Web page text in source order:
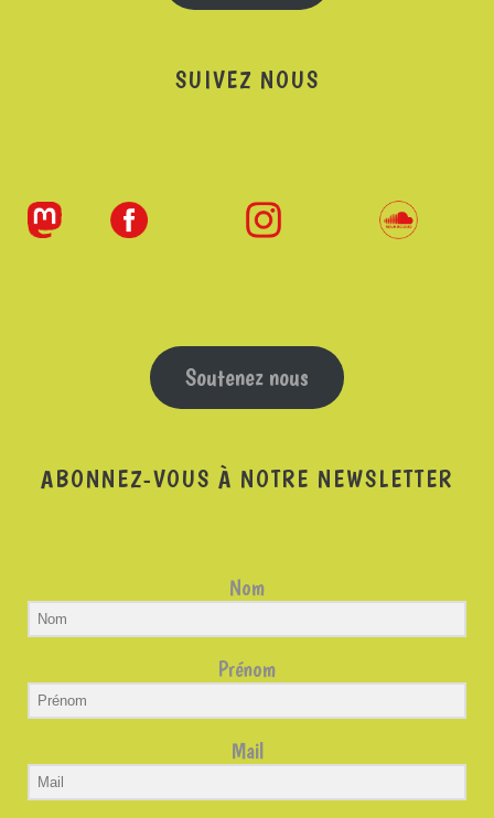
SUIVEZ NOUS
Soutenez nous
ABONNEZ-VOUS À NOTRE NEWSLETTER
Nom
Prénom
Mail